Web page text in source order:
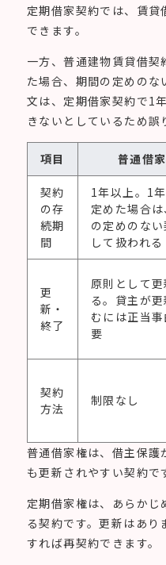
定期借家契約では、賃
できます。
一方、普通建物賃貸借
た場合、期間の定めのな
文は、定期借家契約で1
きないとしているため誤
項目 普通借
契約
の存
続期
間
1年以上。1
定めた場合
の定めのない
して扱われる
更
新・
終了
原則として
る。貸主が
むには正当
要
契約
方法
制限なし
普通借家権は、借主保護
も更新されやすい契約で
定期借家権は、あらかじ
る契約です。更新はあり
すれば再契約できます。